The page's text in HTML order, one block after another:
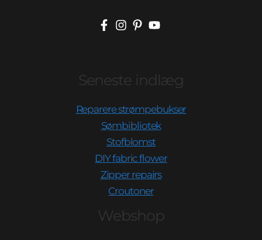
Seneste indlæg
Reparere strømpebukser
Sømbibliotek
Stofblomst
DIY fabric flower
Zipper repairs
Croutoner
Webshop